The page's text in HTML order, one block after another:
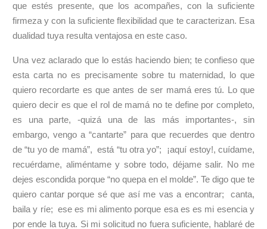
que estés presente, que los acompañes, con la suficiente
firmeza y con la suficiente flexibilidad que te caracterizan. Esa
dualidad tuya resulta ventajosa en este caso.
Una vez aclarado que lo estás haciendo bien; te confieso que
esta carta no es precisamente sobre tu maternidad, lo que
quiero recordarte es que antes de ser mamá eres tú. Lo que
quiero decir es que el rol de mamá no te define por completo,
es una parte, -quizá una de las más importantes-, sin
embargo, vengo a “cantarte” para que recuerdes que dentro
de “tu yo de mamá”, está “tu otra yo”; ¡aquí estoy!, cuídame,
recuérdame, aliméntame y sobre todo, déjame salir. No me
dejes escondida porque “no quepa en el molde”. Te digo que te
quiero cantar porque sé que así me vas a encontrar; canta,
baila y ríe; ese es mi alimento porque esa es es mi esencia y
por ende la tuya. Si mi solicitud no fuera suficiente, hablaré de